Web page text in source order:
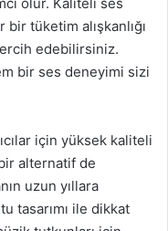
tüketim alışkanlığı
edebilirsiniz.
bir ses deneyimi sizi
için yüksek kaliteli
alternatif de
uzun yıllara
tasarımı ile dikkat